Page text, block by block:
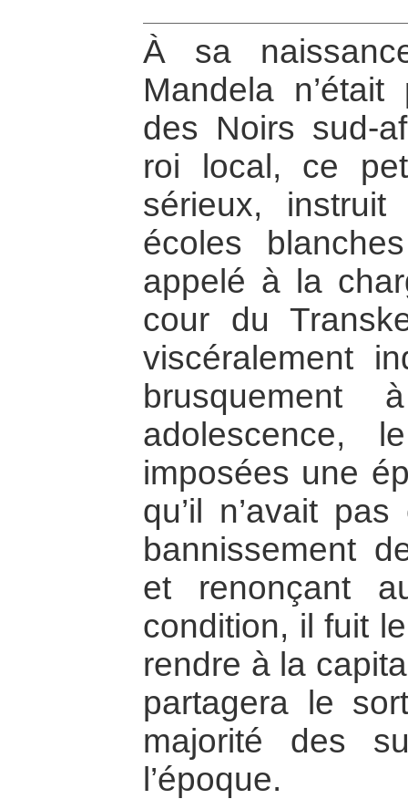
À sa
Mandela
des Noirs sud-
roi local, ce
sérieux,
écoles
appelé à la
cour du
viscéralement
imposées une
qu’il n’avait
bannissement
et renonçant
condition, il fuit
rendre à la
partagera le
majorité des
l’époque.